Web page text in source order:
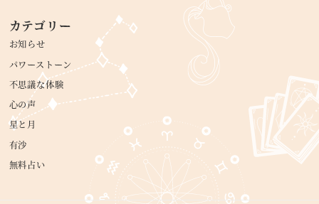
カテゴリー
お知らせ
パワーストーン
不思議な体験
心の声
星と月
有沙
無料占い